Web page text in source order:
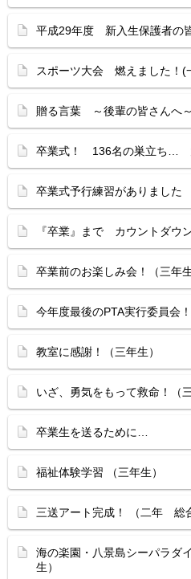
平成29年度 新入生保護者
スポーツ大会 燃えました！(
贈る言葉 ～後輩の皆さんへ～
卒業式！ 136名の巣立ち…
卒業式予行練習がありました
『卒業』まで カウントダウ
卒業前のお楽しみ会！（三年生
今年度最後のPTA実行委員会！
教室に感謝！（三年生）
いざ、勇気をもって救命！（三
卒業生を送るために…
福祉体験学習 （三年生）
三送アート完成！ （二年 総
海の楽園・八景島シーパラダ
生）